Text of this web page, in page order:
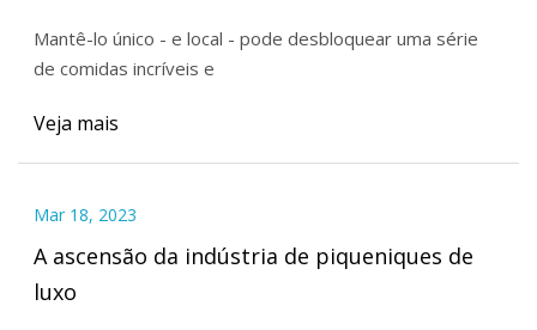
Mantê-lo único - e local - pode desbloquear uma série
de comidas incríveis e
Veja mais
Mar 18, 2023
A ascensão da indústria de piqueniques de
luxo